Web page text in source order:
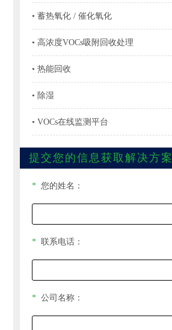
• 蓄热氧化 / 催化氧化
• 高浓度VOCs吸附回收处理
• 热能回收
• 除湿
• VOCs在线监测平台
提交您的信息获取解决方案
* 您的姓名：
* 联系电话：
* 公司名称：